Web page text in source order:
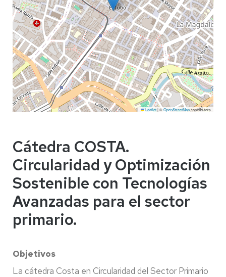
Leaflet|©OpenStreetMapcontributors
Cátedra COSTA.
Circularidad y Optimización
Sostenible con Tecnologías
Avanzadas para el sector
primario.
Objetivos
La cátedra Costa en Circularidad del Sector Primario